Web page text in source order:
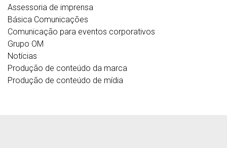
Assessoria de imprensa
Básica Comunicações
Comunicação para eventos corporativos
Grupo OM
Notícias
Produção de conteúdo da marca
Produção de conteúdo de mídia